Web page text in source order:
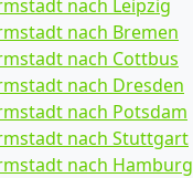
nach Leipzig
nach Bremen
nach Cottbus
nach Dresden
nach Potsdam
nach Stuttgart
nach Hamburg